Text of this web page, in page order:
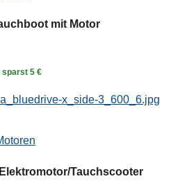
mit Motor
sparst 5 €
Tauchscooter